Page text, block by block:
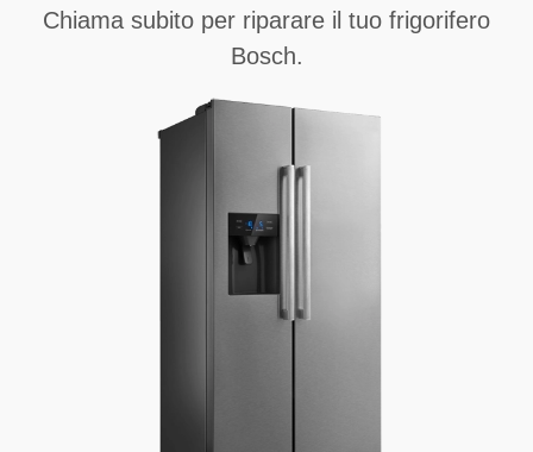
Chiama subito per riparare il tuo frigorifero
Bosch.